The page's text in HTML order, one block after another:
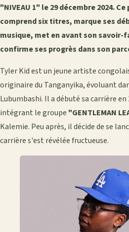
"NIVEAU 1" le 29 décembre 2024.
comprend six titres, marque ses
musique, met en avant son savoir-
confirme ses progrès dans son
Tyler Kid est un jeune artiste
originaire du Tanganyika, évoluant
Lubumbashi. Il a débuté sa carrière en
intégrant le groupe "GENTLEMAN
Kalemie. Peu après, il décide de se
carrière s'est révélée fructueuse.